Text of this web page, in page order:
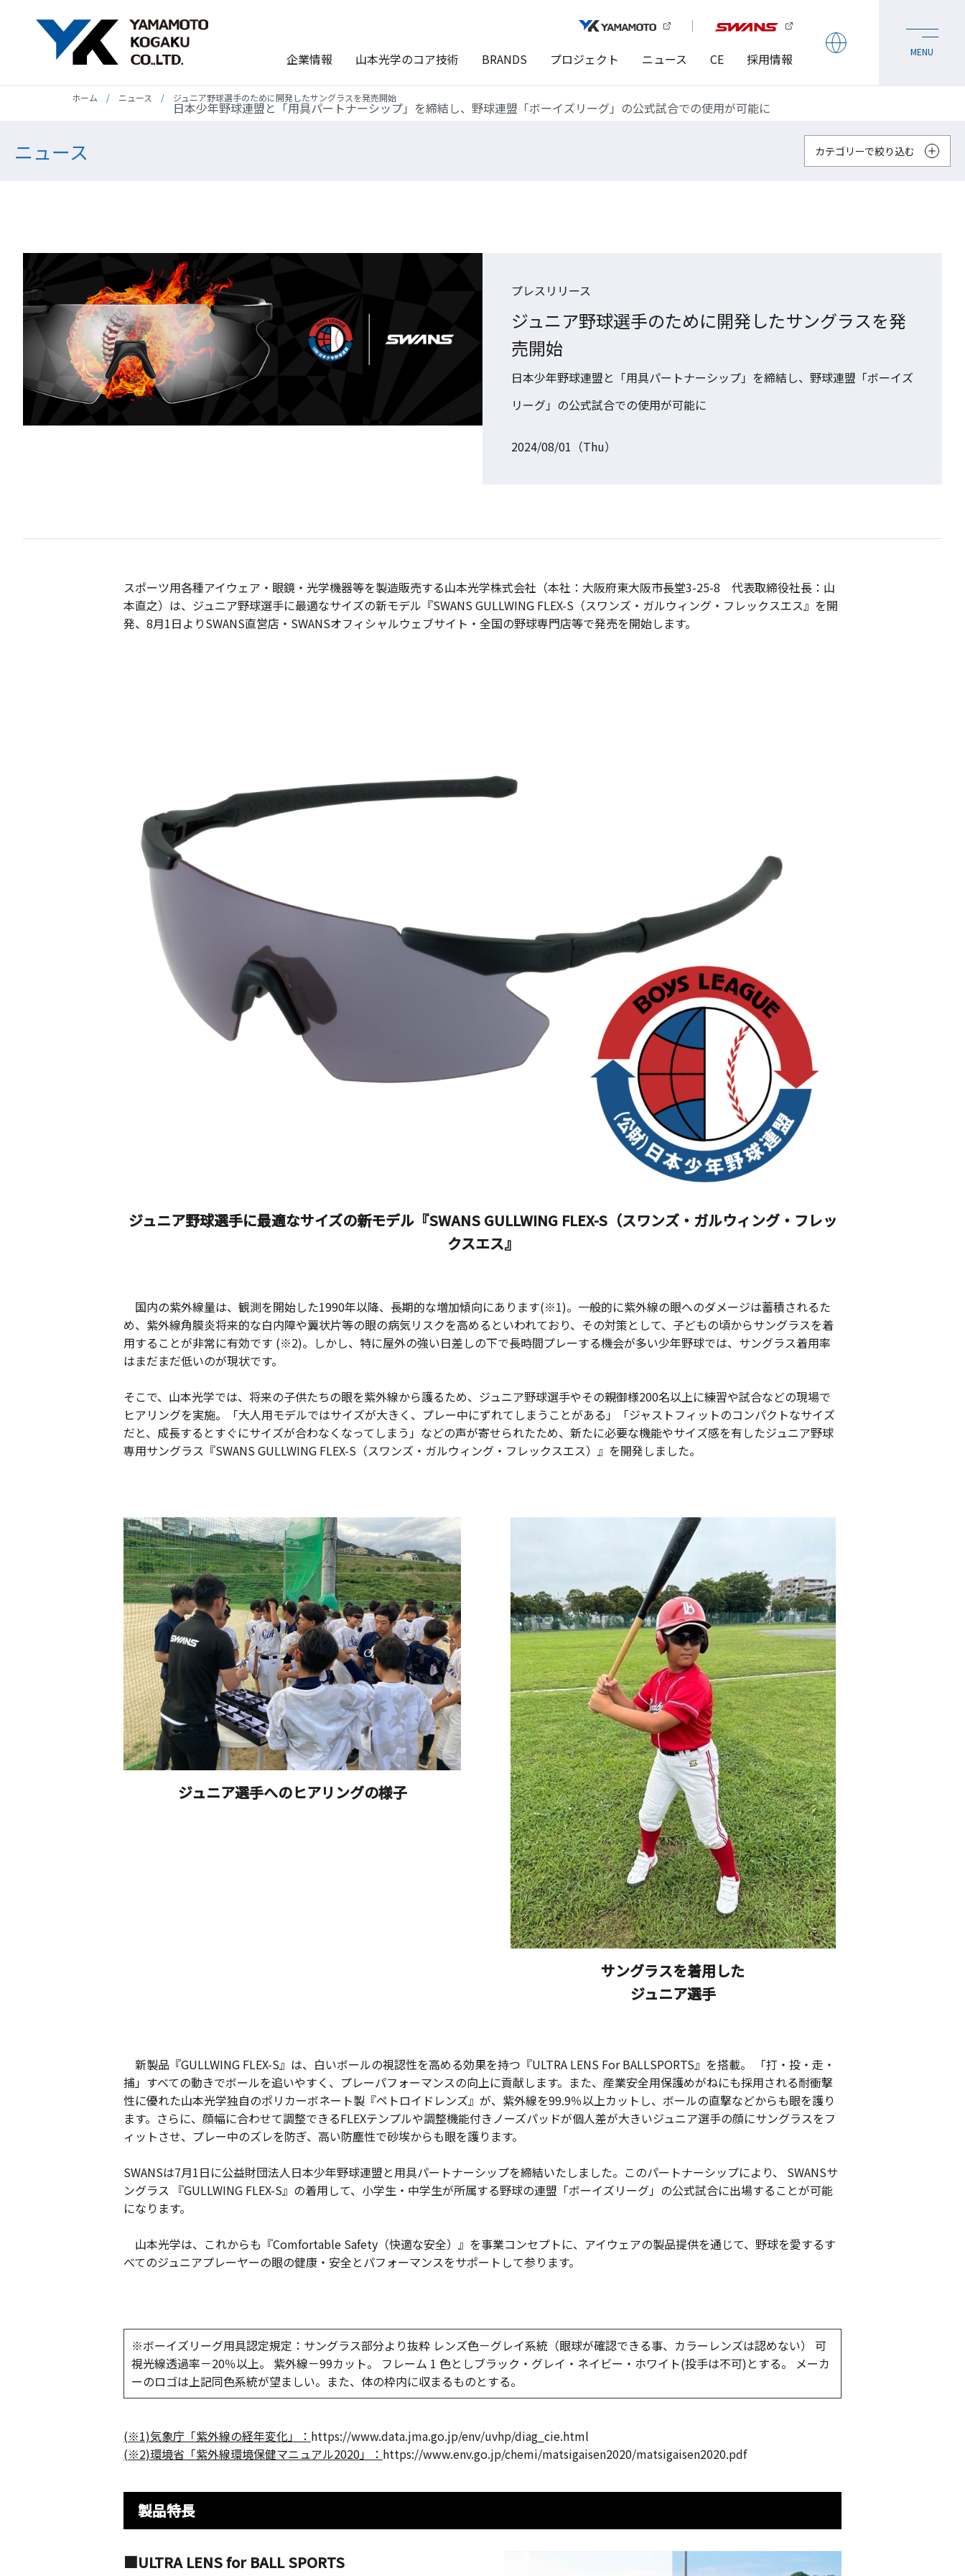
企業情報 山本光学のコア技術 BRANDS プロジェクト ニュース CE 採用情報
ホーム ニュース ジュニア野球選手のために開発したサングラスを発売開始
日本少年野球連盟と「用具パートナーシップ」を締結し、野球連盟「ボーイズリーグ」の公式試合での使用が可能に
ニュース カテゴリーで絞り込む
プレスリリース
ジュニア野球選手のために開発したサングラスを発
売開始
日本少年野球連盟と「用具パートナーシップ」を締結し、野球連盟「ボーイズ
リーグ」の公式試合での使用が可能に
2024/08/01（Thu）
スポーツ用各種アイウェア・眼鏡・光学機器等を製造販売する山本光学株式会社（本社：大阪府東大阪市長堂3-25-8 代表取締役社長：山
本直之）は、ジュニア野球選手に最適なサイズの新モデル『SWANS GULLWING FLEX-S（スワンズ・ガルウィング・フレックスエス』を開
発、8月1日よりSWANS直営店・SWANSオフィシャルウェブサイト・全国の野球専門店等で発売を開始します。
ジュニア野球選手に最適なサイズの新モデル『SWANS GULLWING FLEX-S（スワンズ・ガルウィング・フレッ
クスエス』
国内の紫外線量は、観測を開始した1990年以降、長期的な増加傾向にあります(※1)。一般的に紫外線の眼へのダメージは蓄積されるた
め、紫外線角膜炎将来的な白内障や翼状片等の眼の病気リスクを高めるといわれており、その対策として、子どもの頃からサングラスを着
用することが非常に有効です (※2)。しかし、特に屋外の強い日差しの下で長時間プレーする機会が多い少年野球では、サングラス着用率
はまだまだ低いのが現状です。
そこで、山本光学では、将来の子供たちの眼を紫外線から護るため、ジュニア野球選手やその親御様200名以上に練習や試合などの現場で
ヒアリングを実施。「大人用モデルではサイズが大きく、プレー中にずれてしまうことがある」「ジャストフィットのコンパクトなサイズ
だと、成長するとすぐにサイズが合わなくなってしまう」などの声が寄せられたため、新たに必要な機能やサイズ感を有したジュニア野球
専用サングラス『SWANS GULLWING FLEX-S（スワンズ・ガルウィング・フレックスエス）』を開発しました。
ジュニア選手へのヒアリングの様子
サングラスを着用した
ジュニア選手
新製品『GULLWING FLEX-S』は、白いボールの視認性を高める効果を持つ『ULTRA LENS For BALLSPORTS』を搭載。 「打・投・走・
捕」すべての動きでボールを追いやすく、プレーパフォーマンスの向上に貢献します。また、産業安全用保護めがねにも採用される耐衝撃
性に優れた山本光学独自のポリカーボネート製『ペトロイドレンズ』が、紫外線を99.9％以上カットし、ボールの直撃などからも眼を護り
ます。さらに、顔幅に合わせて調整できるFLEXテンプルや調整機能付きノーズパッドが個人差が大きいジュニア選手の顔にサングラスをフ
ィットさせ、プレー中のズレを防ぎ、高い防塵性で砂埃からも眼を護ります。
SWANSは7月1日に公益財団法人日本少年野球連盟と用具パートナーシップを締結いたしました。このパートナーシップにより、 SWANSサ
ングラス 『GULLWING FLEX-S』の着用して、小学生・中学生が所属する野球の連盟「ボーイズリーグ」の公式試合に出場することが可能
になります。
山本光学は、これからも『Comfortable Safety（快適な安全）』を事業コンセプトに、アイウェアの製品提供を通じて、野球を愛するす
べてのジュニアプレーヤーの眼の健康・安全とパフォーマンスをサポートして参ります。
※ボーイズリーグ用具認定規定：サングラス部分より抜粋 レンズ⾊－グレイ系統（眼球が確認できる事、カラーレンズは認めない） 可
視光線透過率－20％以上。 紫外線－99カット。 フレーム 1 ⾊としブラック・グレイ・ネイビー・ホワイト(投手は不可)とする。 メーカ
ーのロゴは上記同⾊系統が望ましい。また、体の枠内に収まるものとする。
(※1)気象庁「紫外線の経年変化」： https://www.data.jma.go.jp/env/uvhp/diag_cie.html
(※2)環境省「紫外線環境保健マニュアル2020」： https://www.env.go.jp/chemi/matsigaisen2020/matsigaisen2020.pdf
製品特長
■ULTRA LENS for BALL SPORTS